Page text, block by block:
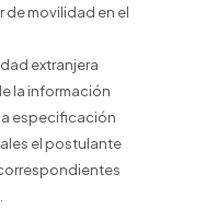
movilidad en el
extranjera
la información
especificación
el postulante